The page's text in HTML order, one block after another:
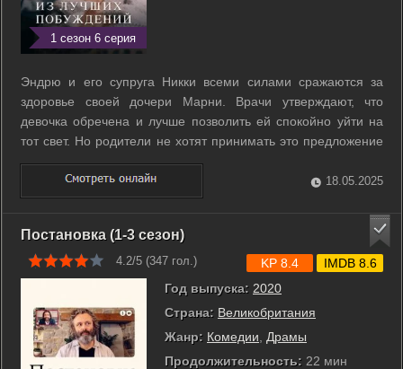
1 сезон 6 серия
Эндрю и его супруга Никки всеми силами сражаются за
здоровье своей дочери Марни. Врачи утверждают, что
девочка обречена и лучше позволить ей спокойно уйти на
тот свет. Но родители не хотят принимать это предложение
и готовы пойти на всё, чтобы их ребенок остался жив. ...
18.05.2025
Постановка (1-3 сезон)
4.2/5 (347 гол.)
Год выпуска: 2020
Страна: Великобритания
Жанр: Комедии
Драмы
Продолжительность: 22 мин
KP 8.4 IMDB 8.6